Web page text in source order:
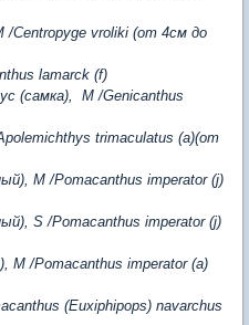
/Centropyge vroliki (от 4см до
lamarck (f)
(самка), M /Genicanthus
trimaculatus (a)(от
М /Pomacanthus imperator (j)
S /Pomacanthus imperator (j)
M /Pomacanthus imperator (a)
(Euxiphipops) navarchus